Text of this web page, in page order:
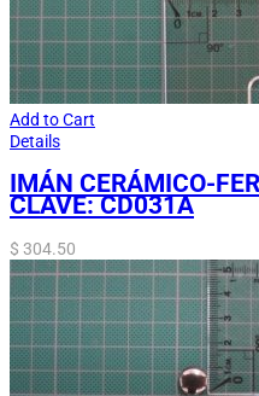
Add to Cart
Details
IMÁN CERÁMICO-
CLAVE: CD031A
$ 304.50